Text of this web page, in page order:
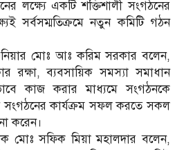
লক্ষ্যে একটি শক্তিশালী সংগঠনের
সর্বসম্মতিক্রমে নতুন কমিটি গঠন
মোঃ আঃ করিম সরকার বলেন,
রক্ষা, ব্যবসায়িক সমস্যা সমাধান
কাজ করার মাধ্যমে সংগঠনকে
সংগঠনের কার্যক্রম সফল করতে সকল
করেন।
মোঃ সফিক মিয়া মহালদার বলেন,